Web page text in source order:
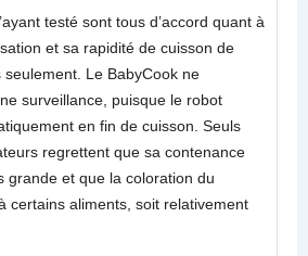
testé sont tous d’accord quant à
et sa rapidité de cuisson de
seulement. Le BabyCook ne
surveillance, puisque le robot
en fin de cuisson. Seuls
regrettent que sa contenance
grande et que la coloration du
certains aliments, soit relativement